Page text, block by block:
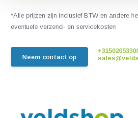
*Alle prijzen zijn inclusief BTW en andere
eventuele verzend- en servicekosten
Neem contact op